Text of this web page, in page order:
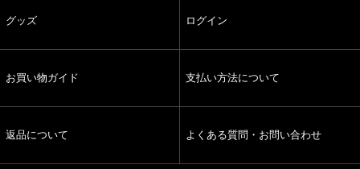
グッズ ログイン
お買い物ガイド 支払い方法について
返品について よくある質問・お問い合わせ